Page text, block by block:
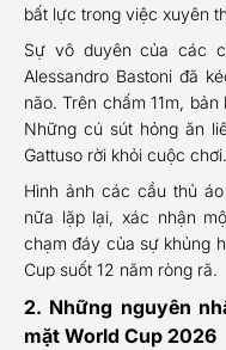
bất lực trong việc xuyên
Sự vô duyên của các
Alessandro Bastoni đã
não. Trên chấm 11m,
Những cú sút hỏng ăn
Gattuso rời khỏi cuộc chơi.
Hình ảnh các cầu thủ
nữa lặp lại, xác nhận
chạm đáy của sự khủng
Cup suốt 12 năm ròng rã.
2. Những nguyên
mặt World Cup 2026